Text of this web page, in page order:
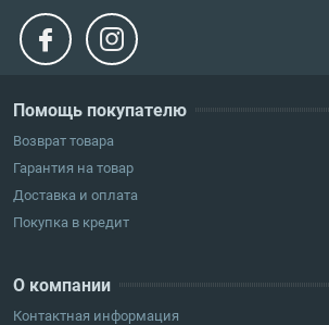
Помощь покупателю
Возврат товара
Гарантия на товар
Доставка и оплата
Покупка в кредит
О компании
Контактная информация